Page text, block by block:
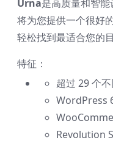
Urna是高质量和智能
将为您提供一个很好
轻松找到最适合您的目
特征：
超过 29 个
WordPress
Revolution